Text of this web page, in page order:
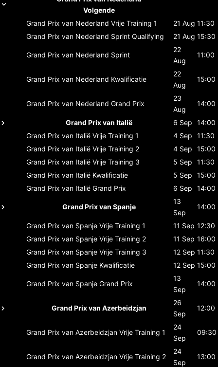
Volgende
Grand Prix van Nederland Vrije Training 1 21 Aug 11:30
Grand Prix van Nederland Sprint Qualifying 21 Aug 15:30
Grand Prix van Nederland Sprint
22
Aug
11:00
Grand Prix van Nederland Kwalificatie
22
Aug
15:00
Grand Prix van Nederland Grand Prix
23
Aug
14:00
Grand Prix van Italië 6 Sep
14:00
Grand Prix van Italië Vrije Training 1 4 Sep
11:30
Grand Prix van Italië Vrije Training 2 4 Sep
15:00
Grand Prix van Italië Vrije Training 3 5 Sep
11:30
Grand Prix van Italië Kwalificatie 5 Sep
15:00
Grand Prix van Italië Grand Prix 6 Sep 14:00
Grand Prix van Spanje
13
Sep
14:00
Grand Prix van Spanje Vrije Training 1 11 Sep 12:30
Grand Prix van Spanje Vrije Training 2 11 Sep 16:00
Grand Prix van Spanje Vrije Training 3 12 Sep 11:30
Grand Prix van Spanje Kwalificatie 12 Sep 15:00
Grand Prix van Spanje Grand Prix
13
Sep
14:00
Grand Prix van Azerbeidzjan
26
Sep
12:00
Grand Prix van Azerbeidzjan Vrije Training 1
24
Sep
09:30
Grand Prix van Azerbeidzjan Vrije Training 2
24
Sep
13:00